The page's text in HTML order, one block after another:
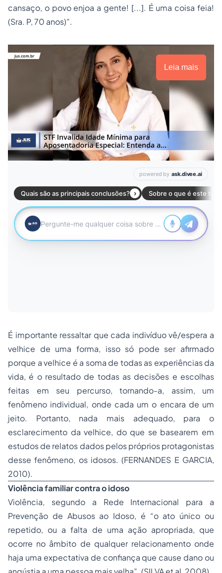
cansaço, o povo enjoa a gente! [...]. É uma coisa feia!
(Sra. P, 70 anos)”.
Leia mais
É importante ressaltar que cada indivíduo vê/espera a
velhice de uma forma, isso só pode ser afirmado
porque a velhice é a soma de todas as experiências da
vida, é o resultado de todas as decisões e escolhas
feitas em seu percurso, tornando-a, assim, um
fenômeno individual, onde cada um o encara de um
jeito. Portanto, nada mais adequado, para o
esclarecimento da velhice, do que se basearem em
estudos de relatos dados pelos próprios protagonistas
desse fenômeno, os idosos. (FERNANDES E GARCIA,
2010).
Violência familiar contra o idoso
Violência, segundo a Rede Internacional para a
Prevenção de Abusos ao Idoso, é “o ato único ou
repetido, ou a falta de uma ação apropriada, que
ocorre no âmbito de qualquer relacionamento onde
haja uma expectativa de confiança que cause dano ou